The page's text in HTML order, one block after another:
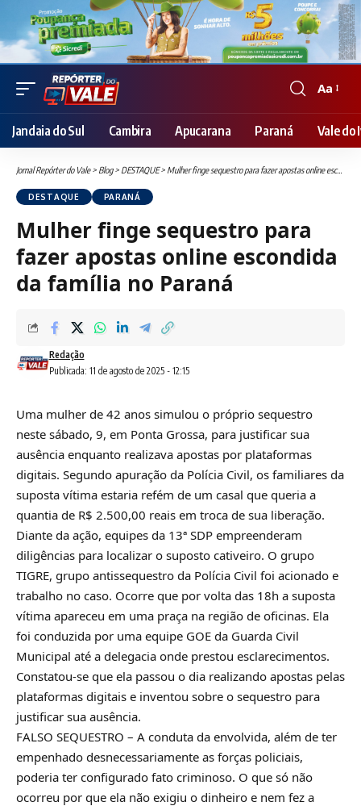
Font
Resizer
Aa
Jandaia do Sul Cambira Apucarana Paraná Vale do
Jornal Repórter do Vale> Blog> DESTAQUE> Mulher finge sequestro para fazer apostas online escondida da família no Paraná
DESTAQUE PARANÁ
Mulher finge sequestro para
fazer apostas online escondida
da família no Paraná
Publicada: 11 de agosto de 2025 - 12:15
Redação
Uma mulher de 42 anos simulou o próprio sequestro
neste sábado, 9, em Ponta Grossa, para justificar sua
ausência enquanto realizava apostas por plataformas
digitais. Segundo apuração da Polícia Civil, os familiares da
suposta vítima estaria refém de um casal que queria a
quantia de R$ 2.500,00 reais em troca de sua liberação.
Diante da ação, equipes da 13ª SDP empreenderam
diligências para localizar o suposto cativeiro. O grupo
TIGRE, grupo antissequestro da Polícia Civil foi acionado e
trabalho no caso. Ocorre que por volta das 18h a suposta
vítima apareceu em uma praça na região de oficinas. Ela
foi conduzida por uma equipe GOE da Guarda Civil
Municipal até a delegacia onde prestou esclarecimentos.
Constatou-se que ela passou o dia realizando apostas pelas
plataformas digitais e inventou sobre o sequestro para
justificar sua ausência.
FALSO SEQUESTRO – A conduta da envolvida, além de ter
empenhado desnecessariamente as forças policiais,
poderia ter configurado fato criminoso. O que só não
ocorreu por que ela não exigiu o dinheiro e nem fez a